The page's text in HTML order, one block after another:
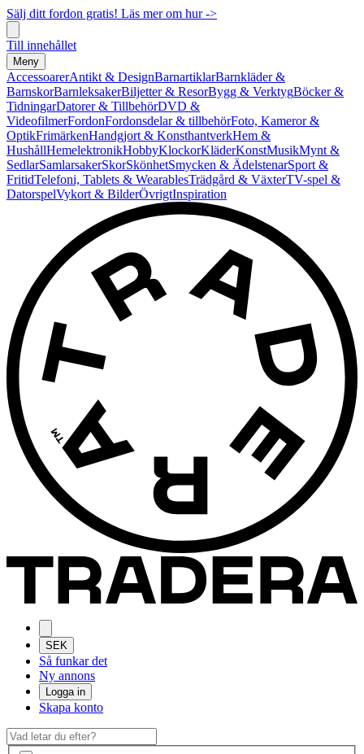
Sälj ditt fordon gratis! Läs mer om hur ->
Till innehållet
Meny
AccessoarerAntikt & DesignBarnartiklarBarnkläder &
BarnskorBarnleksakerBiljetter & ResorBygg & VerktygBöcker &
TidningarDatorer & TillbehörDVD &
VideofilmerFordonFordonsdelar & tillbehörFoto, Kameror &
OptikFrimärkenHandgjort & KonsthantverkHem &
HushållHemelektronikHobbyKlockorKläderKonstMusikMynt &
SedlarSamlarsakerSkorSkönhetSmycken & ÄdelstenarSport &
FritidTelefoni, Tablets & WearablesTrädgård & VäxterTV-spel &
DatorspelVykort & BilderÖvrigtInspiration
SEK
Så funkar det
Ny annons
Logga in
Skapa konto